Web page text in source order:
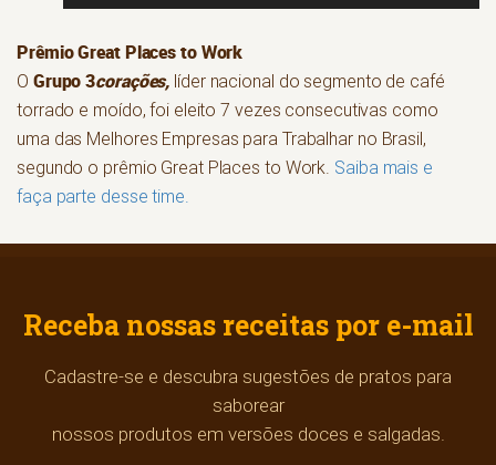
Prêmio Great Places to Work
O Grupo 3corações, líder nacional do segmento de café
torrado e moído, foi eleito 7 vezes consecutivas como
uma das Melhores Empresas para Trabalhar no Brasil,
segundo o prêmio Great Places to Work. Saiba mais e
faça parte desse time.
Receba nossas receitas por e-mail
Cadastre-se e descubra sugestões de pratos para
saborear
nossos produtos em versões doces e salgadas.